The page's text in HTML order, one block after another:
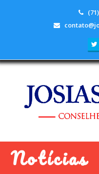
Notícias